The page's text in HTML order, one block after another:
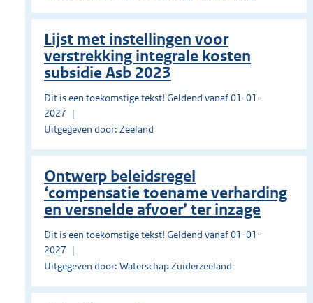
Lijst met instellingen voor
verstrekking integrale kosten
subsidie Asb 2023
Dit is een toekomstige tekst! Geldend vanaf 01-01-
2027
Uitgegeven door: Zeeland
Ontwerp beleidsregel
‘compensatie toename verharding
en versnelde afvoer’ ter inzage
Dit is een toekomstige tekst! Geldend vanaf 01-01-
2027
Uitgegeven door: Waterschap Zuiderzeeland